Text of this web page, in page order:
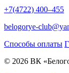
+7(4722) 400–455
belogorye-
Способы оплаты
© 2026 ВК